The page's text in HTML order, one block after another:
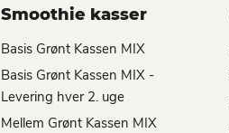
Smoothie kasser
Basis Grønt Kassen MIX
Basis Grønt Kassen MIX -
Levering hver 2. uge
Mellem Grønt Kassen MIX